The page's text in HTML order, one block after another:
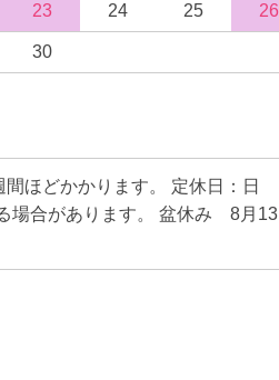
23 24 25 26
30
ほどかかります。 定休日：日
場合があります。 盆休み 8月13